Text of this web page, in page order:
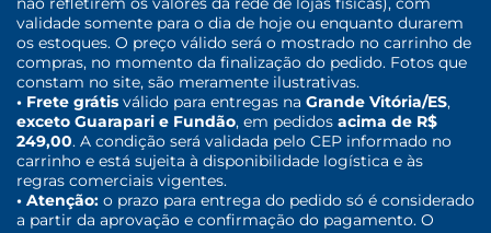
validade somente para o dia de hoje ou enquanto durarem
os estoques. O preço válido será o mostrado no carrinho de
compras, no momento da finalização do pedido. Fotos que
constam no site, são meramente ilustrativas.
• Frete grátis válido para entregas na Grande Vitória/ES,
exceto Guarapari e Fundão, em pedidos acima de R$
249,00. A condição será validada pelo CEP informado no
carrinho e está sujeita à disponibilidade logística e às
regras comerciais vigentes.
• Atenção: o prazo para entrega do pedido só é considerado
a partir da aprovação e confirmação do pagamento. O